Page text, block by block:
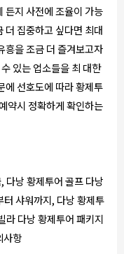
든지 사전에 조율이 가능
더 집중하고 싶다면 최대
흥을 조금 더 즐겨보고자
있는 업소들을 최 대한
에 선호도에 따라 황제투
약시 정확하게 확인하는
다낭 황제투어 골프 다낭
샤워까지, 다낭 황제투
라 다낭 황제투어 패키지
사항